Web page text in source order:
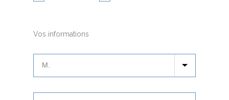
Vos informations